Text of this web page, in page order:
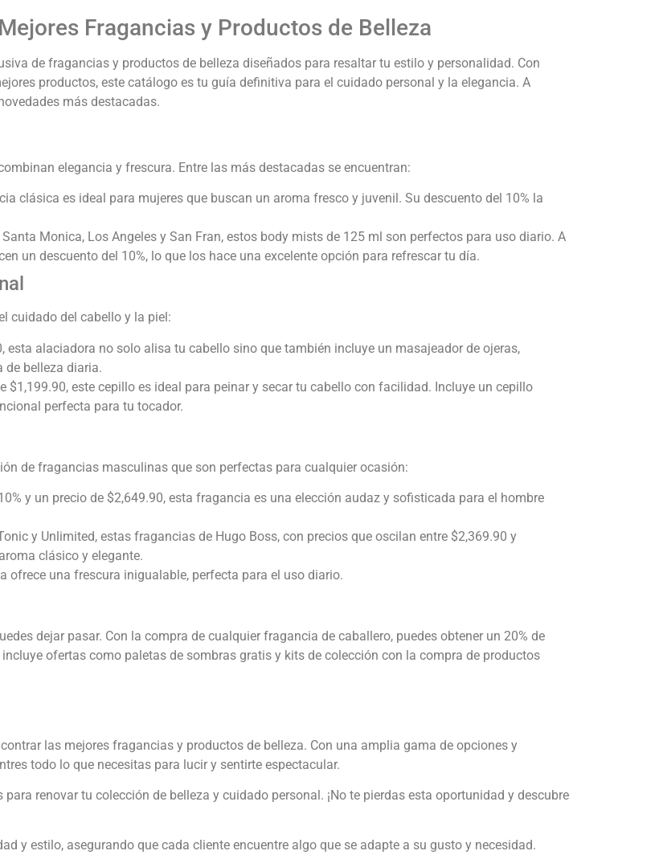
Fragancias y Productos de Belleza
de fragancias y productos de belleza diseñados para resaltar tu estilo y personalidad. Con
productos, este catálogo es tu guía definitiva para el cuidado personal y la elegancia. A
más destacadas.
elegancia y frescura. Entre las más destacadas se encuentran:
clásica es ideal para mujeres que buscan un aroma fresco y juvenil. Su descuento del 10% la
Monica, Los Angeles y San Fran, estos body mists de 125 ml son perfectos para uso diario. A
un descuento del 10%, lo que los hace una excelente opción para refrescar tu día.
cuidado del cabello y la piel:
esta alaciadora no solo alisa tu cabello sino que también incluye un masajeador de ojeras,
belleza diaria.
$1,199.90, este cepillo es ideal para peinar y secar tu cabello con facilidad. Incluye un cepillo
perfecta para tu tocador.
de fragancias masculinas que son perfectas para cualquier ocasión:
y un precio de $2,649.90, esta fragancia es una elección audaz y sofisticada para el hombre
y Unlimited, estas fragancias de Hugo Boss, con precios que oscilan entre $2,369.90 y
clásico y elegante.
ofrece una frescura inigualable, perfecta para el uso diario.
dejar pasar. Con la compra de cualquier fragancia de caballero, puedes obtener un 20% de
ofertas como paletas de sombras gratis y kits de colección con la compra de productos
las mejores fragancias y productos de belleza. Con una amplia gama de opciones y
todo lo que necesitas para lucir y sentirte espectacular.
renovar tu colección de belleza y cuidado personal. ¡No te pierdas esta oportunidad y descubre
y estilo, asegurando que cada cliente encuentre algo que se adapte a su gusto y necesidad.